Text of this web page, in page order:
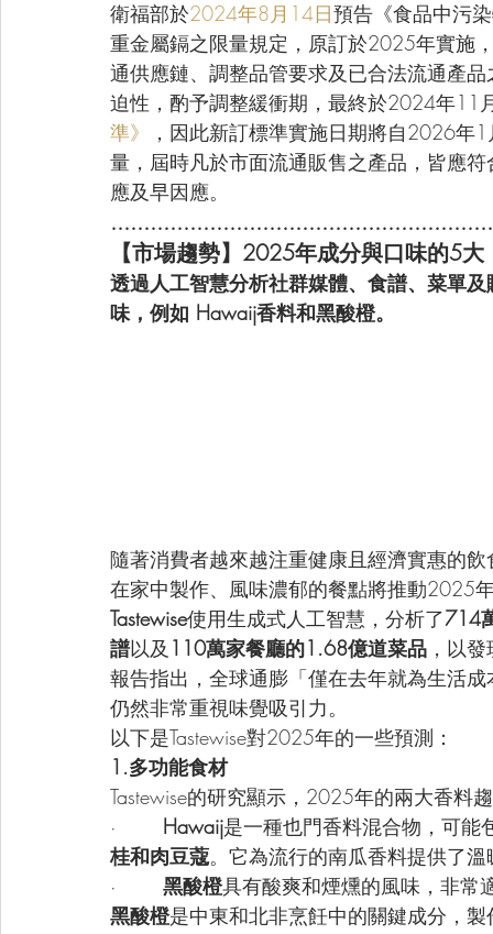
衛福部於2024年8月14日預告《食品中污
重金屬鎘之限量規定，原訂於2025年實施
通供應鏈、調整品管要求及已合法流通產
迫性，酌予調整緩衝期，最終於2024年11
準》
，因此新訂標準實施日期將自2026年
量，屆時凡於市面流通販售之產品，皆應
應及早因應。
【市場趨勢】2025年成分與口味的5
透過人工智慧分析社群媒體、食譜、菜單
味，例如 Hawaij香料和黑酸橙。
隨著消費者越來越注重健康且經濟實惠的
在家中製作、風味濃郁的餐點將推動2025
Tastewise使用生成式人工智慧，分析了714
譜以及 110萬家餐廳的1.68億道菜品 ，以
報告指出，全球通膨「僅在去年就為生活
仍然非常重視味覺吸引力。
以下是Tastewise對2025年的一些預測：
1.多功能食材
Tastewise的研究顯示，2025年的兩大香料
· Hawaij是一種也門香料混合物，可能
桂和肉豆蔻。它為流行的南瓜香料提供了
· 黑酸橙具有酸爽和煙燻的風味，非常
黑酸橙是中東和北非烹飪中的關鍵成分，